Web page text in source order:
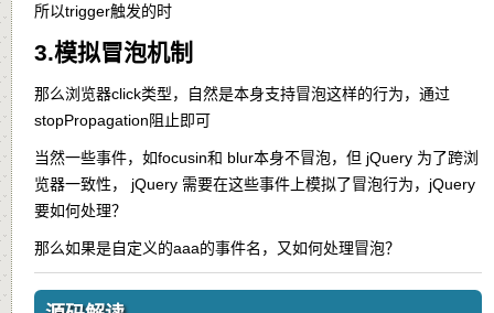
所以trigger触发的时
3.模拟冒泡机制
那么浏览器click类型，自然是本身支持冒泡这样的行为，通过
stopPropagation阻止即可
当然一些事件，如focusin和 blur本身不冒泡，但 jQuery 为了跨浏
览器一致性， jQuery 需要在这些事件上模拟了冒泡行为，jQuery
要如何处理？
那么如果是自定义的aaa的事件名，又如何处理冒泡？